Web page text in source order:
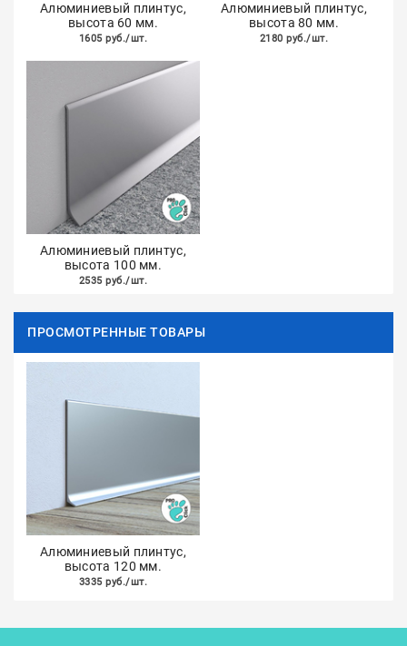
Алюминиевый плинтус,
высота 60 мм.
1605 руб./шт.
Алюминиевый плинтус,
высота 80 мм.
2180 руб./шт.
Алюминиевый плинтус,
высота 100 мм.
2535 руб./шт.
ПРОСМОТРЕННЫЕ ТОВАРЫ
Алюминиевый плинтус,
высота 120 мм.
3335 руб./шт.